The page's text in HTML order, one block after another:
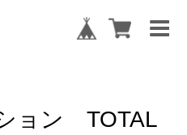
ョン TOTAL